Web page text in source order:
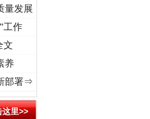
时间，读懂乐至的“诗与远方”
量发展
工作
文
养
部署⇒
这里>>